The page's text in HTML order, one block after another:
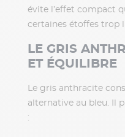
évite l’effet compact
certaines étoffes trop
LE GRIS
ET ÉQUILIBRE
Le gris anthracite
alternative au bleu. Il
: